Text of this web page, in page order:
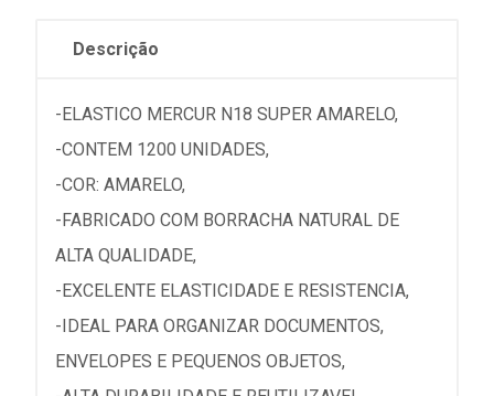
Descrição
-ELASTICO MERCUR N18 SUPER AMARELO,
-CONTEM 1200 UNIDADES,
-COR: AMARELO,
-FABRICADO COM BORRACHA NATURAL DE
ALTA QUALIDADE,
-EXCELENTE ELASTICIDADE E RESISTENCIA,
-IDEAL PARA ORGANIZAR DOCUMENTOS,
ENVELOPES E PEQUENOS OBJETOS,